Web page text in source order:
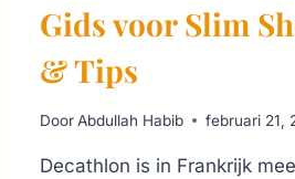
Gids voor Slim
& Tips
Door Abdullah Habib februari 21,
Decathlon is in Frankrijk